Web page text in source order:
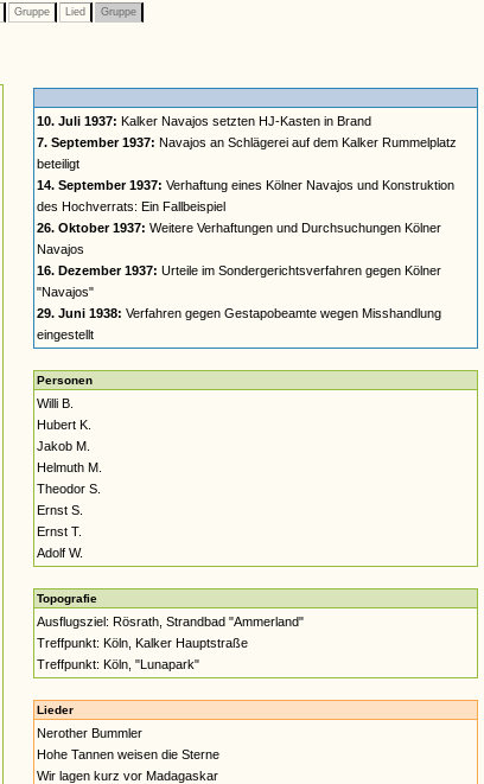
Gruppe Lied Gruppe
10. Juli 1937: Kalker Navajos setzten HJ-Kasten in Brand
7. September 1937: Navajos an Schlägerei auf dem Kalker Rummelplatz
beteiligt
14. September 1937: Verhaftung eines Kölner Navajos und Konstruktion
des Hochverrats: Ein Fallbeispiel
26. Oktober 1937: Weitere Verhaftungen und Durchsuchungen Kölner
Navajos
16. Dezember 1937: Urteile im Sondergerichtsverfahren gegen Kölner
"Navajos"
29. Juni 1938: Verfahren gegen Gestapobeamte wegen Misshandlung
eingestellt
Personen
Willi B.
Hubert K.
Jakob M.
Helmuth M.
Theodor S.
Ernst S.
Ernst T.
Adolf W.
Topografie
Ausflugsziel: Rösrath, Strandbad "Ammerland"
Treffpunkt: Köln, Kalker Hauptstraße
Treffpunkt: Köln, "Lunapark"
Lieder
Nerother Bummler
Hohe Tannen weisen die Sterne
Wir lagen kurz vor Madagaskar